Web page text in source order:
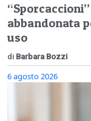
abbandonata
uso
di Barbara Bozzi
6 agosto 2026